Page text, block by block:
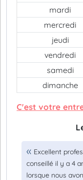
mardi
mercredi
jeudi
vendredi
samedi
dimanche
C'est votre
Excellent
conseillé il y a 4
lorsque nous